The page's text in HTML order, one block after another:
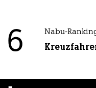
6 Nabu-